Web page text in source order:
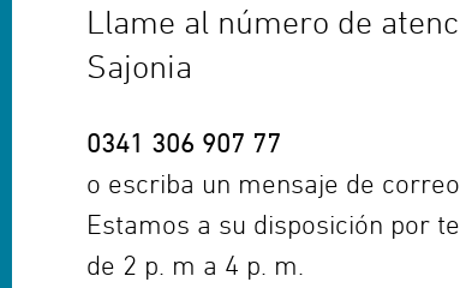
Llame al número de
Sajonia
0341 306 907 77
o escriba un mensaje de
Estamos a su disposición por
de 2 p. m a 4 p. m.